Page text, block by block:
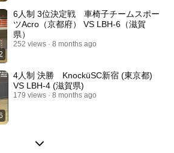
6人制 3位決定戦 車椅子チームスポー
ツAcro（京都府） VS LBH-6（滋賀
県）
252 views 8 months ago
4人制 決勝 KnocküSC新宿 (東京都)
VS LBH-4 (滋賀県)
179 views 8 months ago